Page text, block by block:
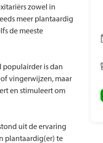
zowel in
meer plantaardig
de meeste
populairder is dan
vingerwijzen, maar
en stimuleert om
uit de ervaring
plantaardig(er) te